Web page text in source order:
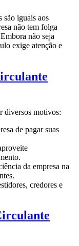
iguais aos
não tem folga
não seja
exige atenção e
diversos motivos:
de pagar suas
da empresa na
credores e